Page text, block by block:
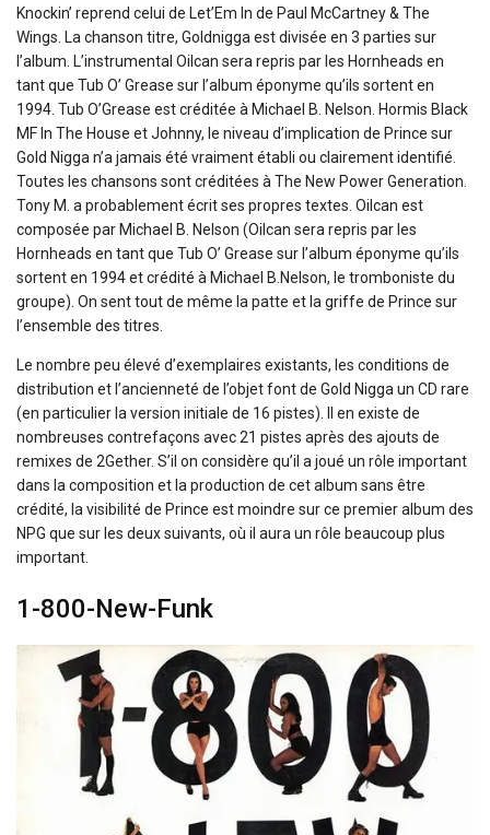
Knockin’ reprend celui de Let’Em In de Paul McCartney & The
Wings. La chanson titre, Goldnigga est divisée en 3 parties sur
l’album. L’instrumental Oilcan sera repris par les Hornheads en
tant que Tub O’ Grease sur l’album éponyme qu’ils sortent en
1994. Tub O’Grease est créditée à Michael B. Nelson. Hormis Black
MF In The House et Johnny, le niveau d’implication de Prince sur
Gold Nigga n’a jamais été vraiment établi ou clairement identifié.
Toutes les chansons sont créditées à The New Power Generation.
Tony M. a probablement écrit ses propres textes. Oilcan est
composée par Michael B. Nelson (Oilcan sera repris par les
Hornheads en tant que Tub O’ Grease sur l’album éponyme qu’ils
sortent en 1994 et crédité à Michael B.Nelson, le tromboniste du
groupe). On sent tout de même la patte et la griffe de Prince sur
l’ensemble des titres.
Le nombre peu élevé d’exemplaires existants, les conditions de
distribution et l’ancienneté de l’objet font de Gold Nigga un CD rare
(en particulier la version initiale de 16 pistes). Il en existe de
nombreuses contrefaçons avec 21 pistes après des ajouts de
remixes de 2Gether. S’il on considère qu’il a joué un rôle important
dans la composition et la production de cet album sans être
crédité, la visibilité de Prince est moindre sur ce premier album des
NPG que sur les deux suivants, où il aura un rôle beaucoup plus
important.
1-800-New-Funk